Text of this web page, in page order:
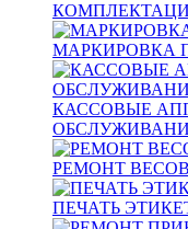
МАРКИРОВКА
КАССОВЫЕ
РЕМОНТ ВЕСОВ
ПЕЧАТЬ